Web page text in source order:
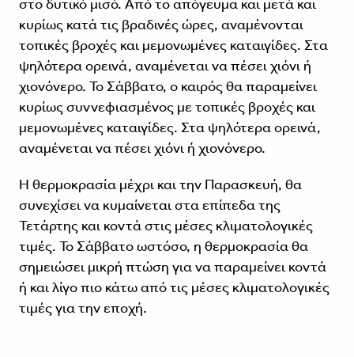
στο δυτικό μισό. Από το απόγευμα και μετά και
κυρίως κατά τις βραδινές ώρες, αναμένονται
τοπικές βροχές και μεμονωμένες καταιγίδες. Στα
ψηλότερα ορεινά, αναμένεται να πέσει χιόνι ή
χιονόνερο. Το Σάββατο, ο καιρός θα παραμείνει
κυρίως συννεφιασμένος με τοπικές βροχές και
μεμονωμένες καταιγίδες. Στα ψηλότερα ορεινά,
αναμένεται να πέσει χιόνι ή χιονόνερο.
Η θερμοκρασία μέχρι και την Παρασκευή, θα
συνεχίσει να κυμαίνεται στα επίπεδα της
Τετάρτης και κοντά στις μέσες κλιματολογικές
τιμές. Το Σάββατο ωστόσο, η θερμοκρασία θα
σημειώσει μικρή πτώση για να παραμείνει κοντά
ή και λίγο πιο κάτω από τις μέσες κλιματολογικές
τιμές για την εποχή.